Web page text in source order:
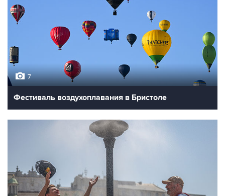
7
Фестиваль воздухоплавания в Бристоле